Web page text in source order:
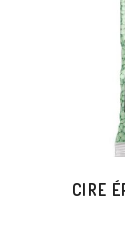
CIRE